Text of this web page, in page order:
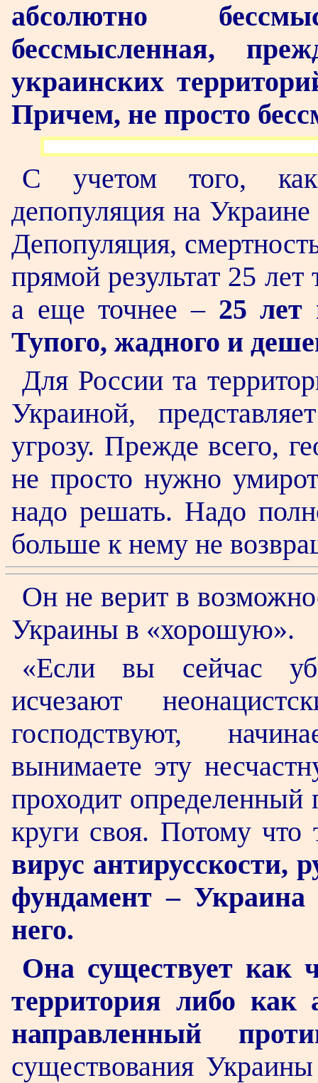
абсолютно
бессмысленная,
украинских
Причем, не просто
С учетом того, как
депопуляция на Украине
Депопуляция,
прямой результат 25
а еще точнее – 25 лет
Тупого, жадного и
Для России та
Украиной,
угрозу. Прежде всего,
не просто нужно
надо решать. Надо
больше к нему не
Он не верит в
Украины в «хорошую».
«Если вы сейчас
исчезают
господствуют,
вынимаете эту
проходит определенный
круги своя. Потому что
вирус антирусскости,
фундамент – Украина
него.
Она существует как
территория либо как
направленный
существования